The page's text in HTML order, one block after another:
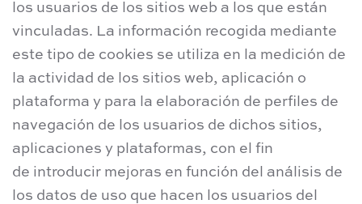
los usuarios de los sitios web a los que están
vinculadas. La información recogida mediante
este tipo de cookies se utiliza en la medición de
la actividad de los sitios web, aplicación o
plataforma y para la elaboración de perfiles de
navegación de los usuarios de dichos sitios,
aplicaciones y plataformas, con el fin
de introducir mejoras en función del análisis de
los datos de uso que hacen los usuarios del